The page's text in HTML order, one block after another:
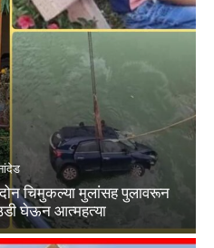
चिमुकल्या मुलांसह पुलावरून
घेऊन आत्महत्या